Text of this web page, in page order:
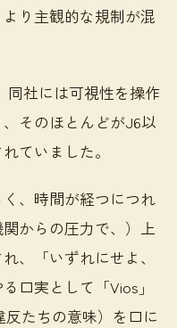
り主観的な規制が混
同社には可視性を操作
そのほとんどがJ6以
ていました。
、時間が経つにつれ
からの圧力で、）上
、「いずれにせよ、
口実として「Vios」
反たちの意味）を口に